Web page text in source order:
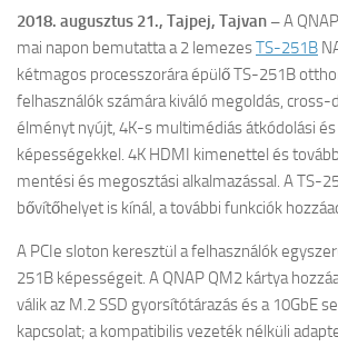
2018. augusztus 21., Tajpej, Tajvan –A QNAP
mai napon bemutatta a 2 lemezesTS-251B
kétmagos processzorára épülő TS-251B
felhasználók számára kiváló megoldás,
élményt nyújt, 4K-s multimédiás átkódolási
képességekkel. 4K HDMI kimenettel és
mentési és megosztási alkalmazással. A TS-
bővítőhelyet is kínál, a további funkciók
A PCIe sloton keresztül a felhasználók
251B képességeit. A QNAP QM2 kártya
válik az M.2 SSD gyorsítótárazás és a 10GbE
kapcsolat; a kompatibilis vezeték nélküli